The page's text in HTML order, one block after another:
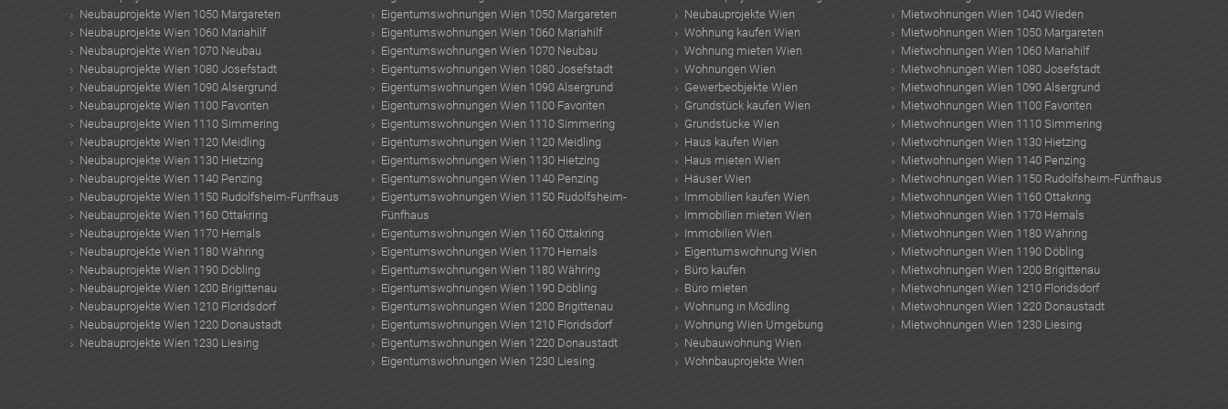
Neubauprojekte Wien 1050 Margareten
Neubauprojekte Wien 1060 Mariahilf
Neubauprojekte Wien 1070 Neubau
Neubauprojekte Wien 1080 Josefstadt
Neubauprojekte Wien 1090 Alsergrund
Neubauprojekte Wien 1100 Favoriten
Neubauprojekte Wien 1110 Simmering
Neubauprojekte Wien 1120 Meidling
Neubauprojekte Wien 1130 Hietzing
Neubauprojekte Wien 1140 Penzing
Neubauprojekte Wien 1150 Rudolfsheim-Fünfhaus
Neubauprojekte Wien 1160 Ottakring
Neubauprojekte Wien 1170 Hernals
Neubauprojekte Wien 1180 Währing
Neubauprojekte Wien 1190 Döbling
Neubauprojekte Wien 1200 Brigittenau
Neubauprojekte Wien 1210 Floridsdorf
Neubauprojekte Wien 1220 Donaustadt
Neubauprojekte Wien 1230 Liesing
Eigentumswohnungen Wien 1050 Margareten
Eigentumswohnungen Wien 1060 Mariahilf
Eigentumswohnungen Wien 1070 Neubau
Eigentumswohnungen Wien 1080 Josefstadt
Eigentumswohnungen Wien 1090 Alsergrund
Eigentumswohnungen Wien 1100 Favoriten
Eigentumswohnungen Wien 1110 Simmering
Eigentumswohnungen Wien 1120 Meidling
Eigentumswohnungen Wien 1130 Hietzing
Eigentumswohnungen Wien 1140 Penzing
Eigentumswohnungen Wien 1150 Rudolfsheim-
Fünfhaus
Eigentumswohnungen Wien 1160 Ottakring
Eigentumswohnungen Wien 1170 Hernals
Eigentumswohnungen Wien 1180 Währing
Eigentumswohnungen Wien 1190 Döbling
Eigentumswohnungen Wien 1200 Brigittenau
Eigentumswohnungen Wien 1210 Floridsdorf
Eigentumswohnungen Wien 1220 Donaustadt
Eigentumswohnungen Wien 1230 Liesing
Neubauprojekte Wien
Wohnung kaufen Wien
Wohnung mieten Wien
Wohnungen Wien
Gewerbeobjekte Wien
Grundstück kaufen Wien
Grundstücke Wien
Haus kaufen Wien
Haus mieten Wien
Häuser Wien
Immobilien kaufen Wien
Immobilien mieten Wien
Immobilien Wien
Eigentumswohnung Wien
Büro kaufen
Büro mieten
Wohnung in Mödling
Wohnung Wien Umgebung
Neubauwohnung Wien
Wohnbauprojekte Wien
Mietwohnungen Wien 1040 Wieden
Mietwohnungen Wien 1050 Margareten
Mietwohnungen Wien 1060 Mariahilf
Mietwohnungen Wien 1080 Josefstadt
Mietwohnungen Wien 1090 Alsergrund
Mietwohnungen Wien 1100 Favoriten
Mietwohnungen Wien 1110 Simmering
Mietwohnungen Wien 1130 Hietzing
Mietwohnungen Wien 1140 Penzing
Mietwohnungen Wien 1150 Rudolfsheim-Fünfhaus
Mietwohnungen Wien 1160 Ottakring
Mietwohnungen Wien 1170 Hernals
Mietwohnungen Wien 1180 Währing
Mietwohnungen Wien 1190 Döbling
Mietwohnungen Wien 1200 Brigittenau
Mietwohnungen Wien 1210 Floridsdorf
Mietwohnungen Wien 1220 Donaustadt
Mietwohnungen Wien 1230 Liesing